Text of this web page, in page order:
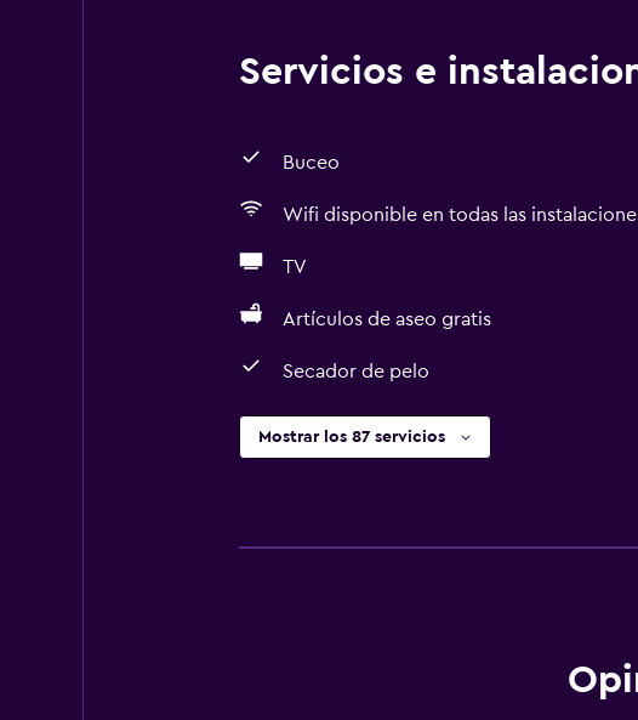
Servicios e
Buceo
Wifi disponible en todas las
TV
Artículos de aseo gratis
Secador de pelo
Mostrar los 87 servicios